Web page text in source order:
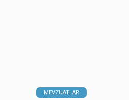
MEVZUATLAR